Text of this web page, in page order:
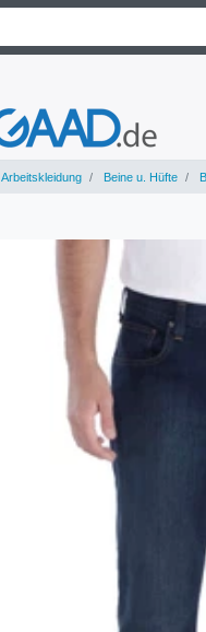
Arbeitskleidung Beine u. Hüfte